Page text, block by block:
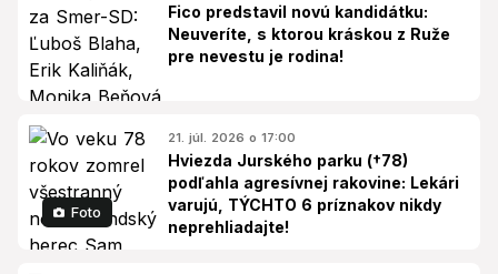
Fico predstavil novú kandidátku:
Neuveríte, s ktorou kráskou z Ruže
pre nevestu je rodina!
Foto
21. júl. 2026 o 17:00
Hviezda Jurského parku (†78)
podľahla agresívnej rakovine: Lekári
varujú, TÝCHTO 6 príznakov nikdy
neprehliadajte!